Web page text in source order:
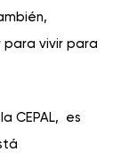
para vivir para
CEPAL, es